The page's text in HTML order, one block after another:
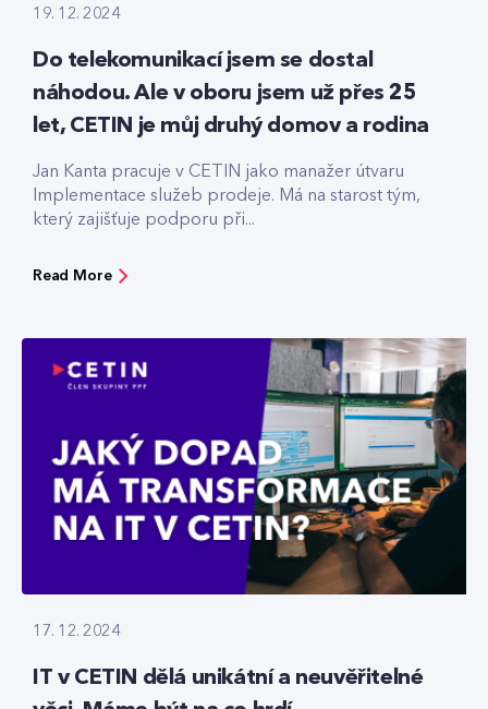
19. 12. 2024
Do telekomunikací jsem se dostal
náhodou. Ale v oboru jsem už přes 25
let, CETIN je můj druhý domov a rodina
Jan Kanta pracuje v CETIN jako manažer útvaru
Implementace služeb prodeje. Má na starost tým,
který zajišťuje podporu při...
Read More
17. 12. 2024
IT v CETIN dělá unikátní a neuvěřitelné